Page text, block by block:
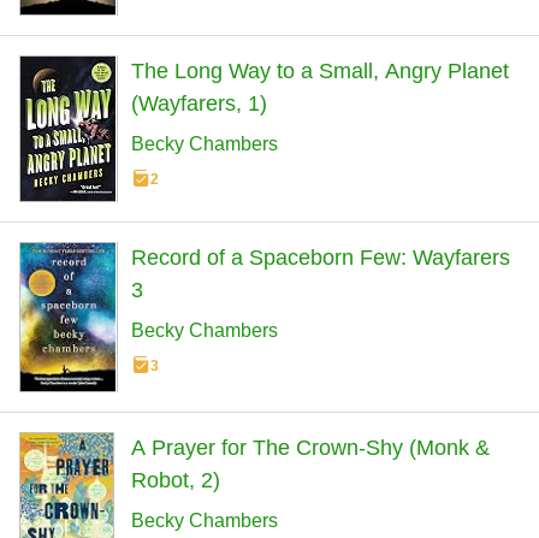
The Long Way to a Small, Angry Planet
(Wayfarers, 1)
Becky Chambers
2
Record of a Spaceborn Few: Wayfarers
3
Becky Chambers
3
A Prayer for The Crown-Shy (Monk &
Robot, 2)
Becky Chambers